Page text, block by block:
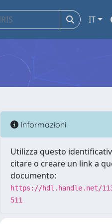
IT
Informazioni
Utilizza questo
citare o creare un link a
documento:
https://hdl.handle.net/
511